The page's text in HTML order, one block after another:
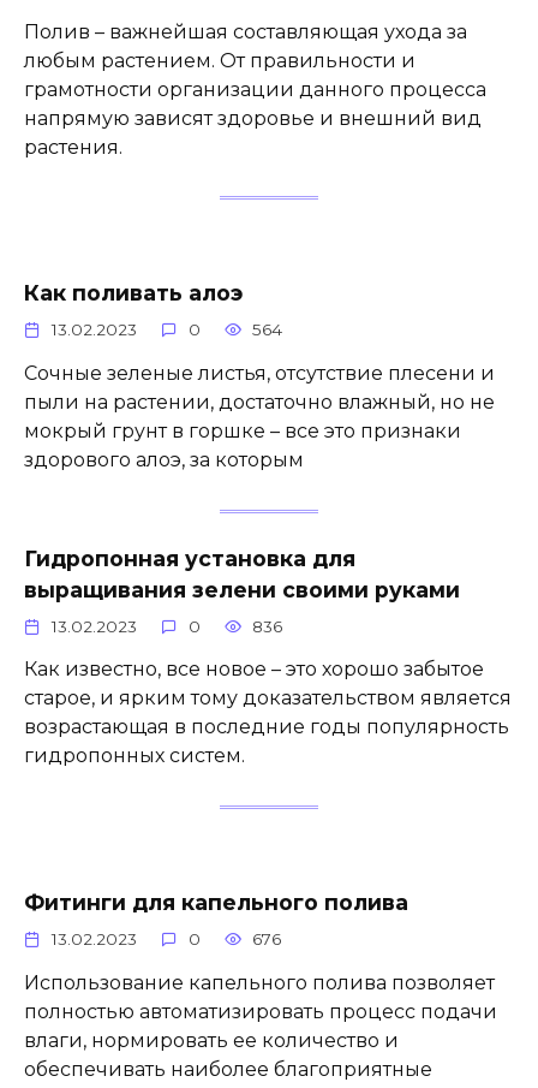
Полив – важнейшая составляющая ухода за
любым растением. От правильности и
грамотности организации данного процесса
напрямую зависят здоровье и внешний вид
растения.
Как поливать алоэ
13.02.2023 0 564
Сочные зеленые листья, отсутствие плесени и
пыли на растении, достаточно влажный, но не
мокрый грунт в горшке – все это признаки
здорового алоэ, за которым
Гидропонная установка для
выращивания зелени своими руками
13.02.2023 0 836
Как известно, все новое – это хорошо забытое
старое, и ярким тому доказательством является
возрастающая в последние годы популярность
гидропонных систем.
Фитинги для капельного полива
13.02.2023 0 676
Использование капельного полива позволяет
полностью автоматизировать процесс подачи
влаги, нормировать ее количество и
обеспечивать наиболее благоприятные